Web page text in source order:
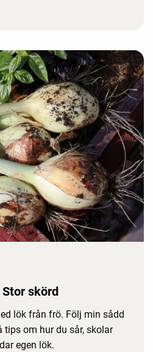
skörd
lök från frö. Följ min sådd
tips om hur du sår, skolar
egen lök.